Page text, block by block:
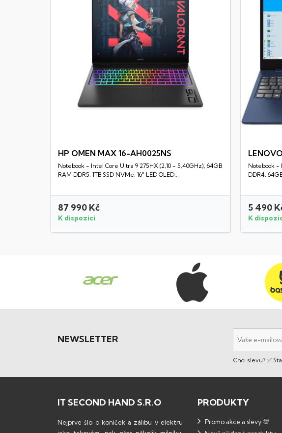
Rychlý náhled
HP OMEN MAX 16-AH0025NS
Notebook - Intel Core Ultra 9 275HX (2,10 - 5,40GHz), 64GB
RAM DDR5, 1TB SSD NVMe, 16" LED OLED...
87 990 Kč
K dispozici
Notebook -
DDR4,
5 490
K
NEWSLETTER
Chci slevu? ✅
IT SECOND HAND S.R.O
Nejprve šlo o koníček a zálibu v elektru
PRODUKTY
Promo akce a slevy 💯